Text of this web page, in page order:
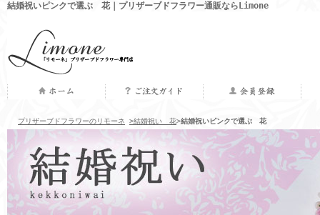
結婚祝いピンクで選ぶ 花｜プリザーブドフラワー通販ならLimone
プリザーブドフラワーのリモーネ >結婚祝い 花>結婚祝いピンクで選ぶ 花